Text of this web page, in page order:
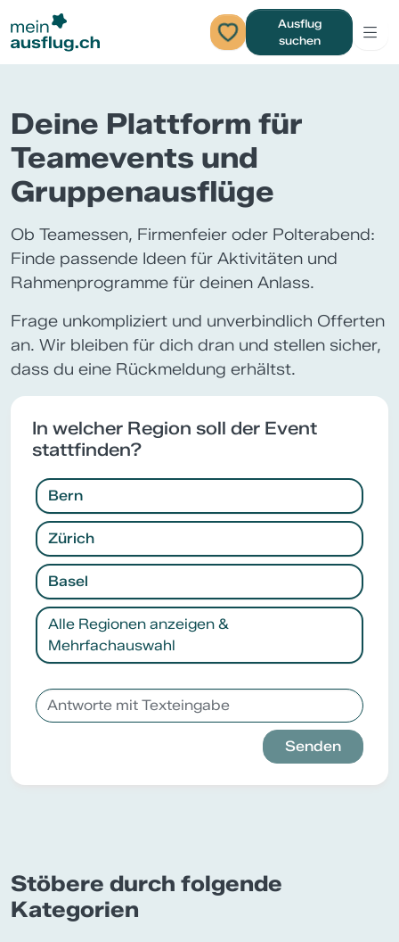
Ausflug
suchen
Deine Plattform für
Teamevents und
Gruppenausflüge
Ob Teamessen, Firmenfeier oder Polterabend:
Finde passende Ideen für Aktivitäten und
Rahmenprogramme für deinen Anlass.
Frage unkompliziert und unverbindlich Offerten
an. Wir bleiben für dich dran und stellen sicher,
dass du eine Rückmeldung erhältst.
In welcher Region soll der Event
stattfinden?
Bern
Zürich
Basel
Alle Regionen anzeigen &
Mehrfachauswahl
Senden
Stöbere durch folgende
Kategorien